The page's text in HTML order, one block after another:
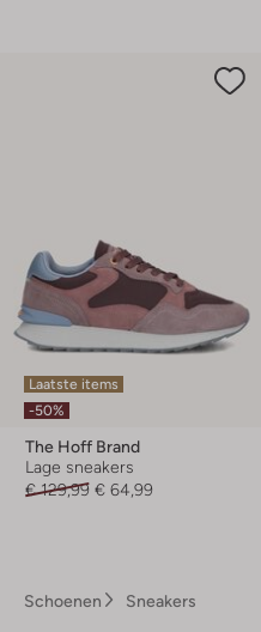
Laatste items
-50%
The Hoff Brand
Lage sneakers
€ 129,99 € 64,99
Schoenen Sneakers